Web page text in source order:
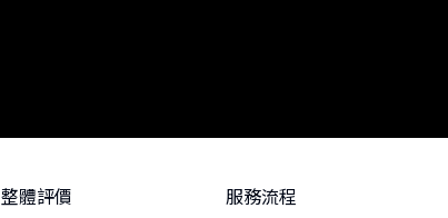
整體評價 服務流程